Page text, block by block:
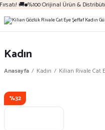
🚚 %100 Orijinal Ürün &
Kadın
Anasayfa Kadın Kilian Rivale Cat
%32